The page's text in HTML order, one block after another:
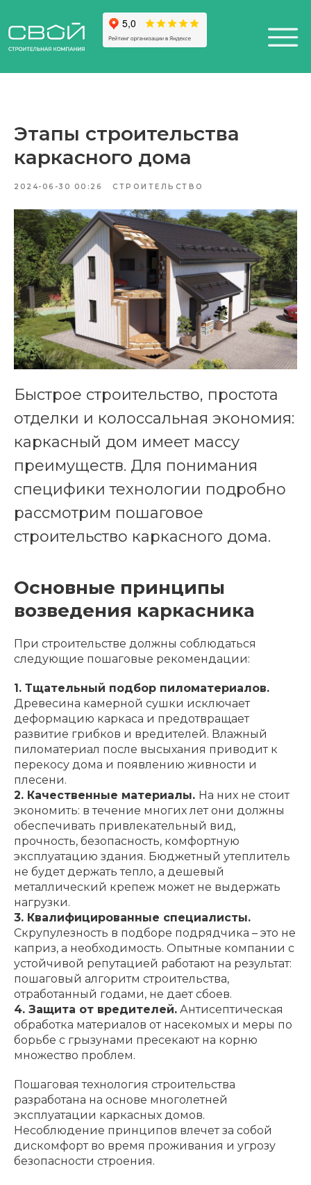
200-25-57
Санкт-Петербург,
District DAA
200-25-57
Этапы строительства
каркасного дома
2024-06-30 00:26 СТРОИТЕЛЬСТВО
Быстрое строительство, простота
отделки и колоссальная экономия:
каркасный дом имеет массу
преимуществ. Для понимания
специфики технологии подробно
рассмотрим пошаговое
строительство каркасного дома.
Основные принципы
возведения каркасника
При строительстве должны соблюдаться
следующие пошаговые рекомендации:
1. Тщательный подбор пиломатериалов.
Древесина камерной сушки исключает
деформацию каркаса и предотвращает
развитие грибков и вредителей. Влажный
пиломатериал после высыхания приводит к
перекосу дома и появлению живности и
плесени.
2. Качественные материалы. На них не стоит
экономить: в течение многих лет они должны
обеспечивать привлекательный вид,
прочность, безопасность, комфортную
эксплуатацию здания. Бюджетный утеплитель
не будет держать тепло, а дешевый
металлический крепеж может не выдержать
нагрузки.
3. Квалифицированные специалисты.
Скрупулезность в подборе подрядчика – это не
каприз, а необходимость. Опытные компании с
устойчивой репутацией работают на результат:
пошаговый алгоритм строительства,
отработанный годами, не дает сбоев.
4. Защита от вредителей. Антисептическая
обработка материалов от насекомых и меры по
борьбе с грызунами пресекают на корню
множество проблем.
Пошаговая технология строительства
разработана на основе многолетней
эксплуатации каркасных домов.
Несоблюдение принципов влечет за собой
дискомфорт во время проживания и угрозу
безопасности строения.